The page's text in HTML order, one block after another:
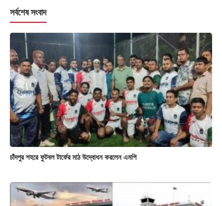
সর্বশেষ সংবাদ
চাঁদপুর শহরে ফুটবল টার্ফের মাঠ উদ্বোধন করলেন এমপি